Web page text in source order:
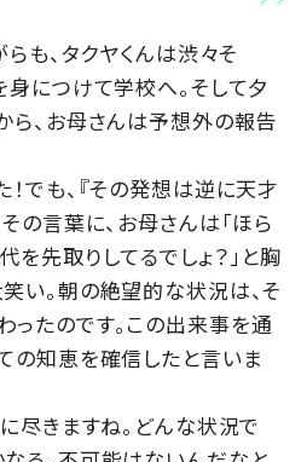
らも、タクヤくんは渋々そ
につけて学校へ。そして夕
ら、お母さんは予想外の報告
！でも、『その発想は逆に天才
の言葉に、お母さんは「ほら
を先取りしてるでしょ？」と胸
い。朝の絶望的な状況は、そ
たのです。この出来事を通
の知恵を確信したと言いま
に尽きますね。どんな状況で